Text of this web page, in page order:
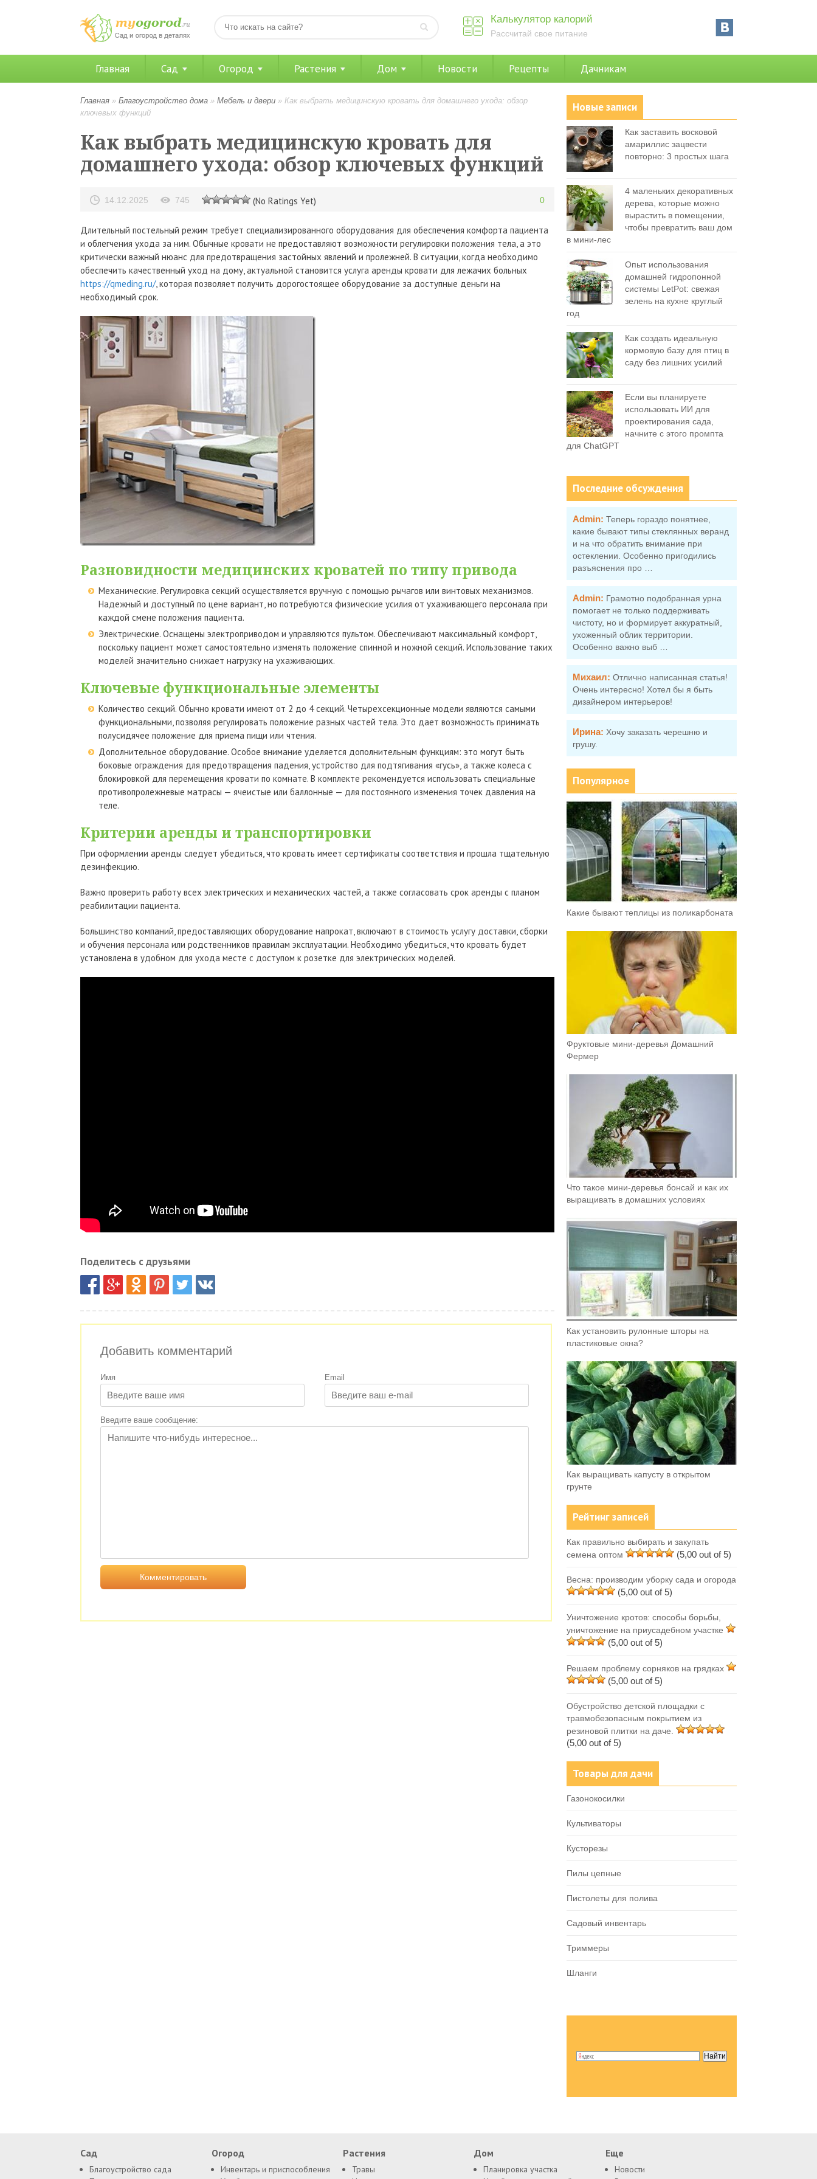
Калькулятор калорий
Рассчитай свое питание
Главная Сад Огород Растения Дом Новости Рецепты Дачникам
Главная » Благоустройство дома » Мебель и двери » Как выбрать медицинскую кровать для домашнего ухода: обзор
ключевых функций
Как выбрать медицинскую кровать для
домашнего ухода: обзор ключевых функций
14.12.2025 745 (No Ratings Yet) 0
Длительный постельный режим требует специализированного оборудования для обеспечения комфорта пациента
и облегчения ухода за ним. Обычные кровати не предоставляют возможности регулировки положения тела, а это
критически важный нюанс для предотвращения застойных явлений и пролежней. В ситуации, когда необходимо
обеспечить качественный уход на дому, актуальной становится услуга аренды кровати для лежачих больных
https://qmeding.ru/, которая позволяет получить дорогостоящее оборудование за доступные деньги на
необходимый срок.
Разновидности медицинских кроватей по типу привода
Механические. Регулировка секций осуществляется вручную с помощью рычагов или винтовых механизмов.
Надежный и доступный по цене вариант, но потребуются физические усилия от ухаживающего персонала при
каждой смене положения пациента.
Электрические. Оснащены электроприводом и управляются пультом. Обеспечивают максимальный комфорт,
поскольку пациент может самостоятельно изменять положение спинной и ножной секций. Использование таких
моделей значительно снижает нагрузку на ухаживающих.
Ключевые функциональные элементы
Количество секций. Обычно кровати имеют от 2 до 4 секций. Четырехсекционные модели являются самыми
функциональными, позволяя регулировать положение разных частей тела. Это дает возможность принимать
полусидячее положение для приема пищи или чтения.
Дополнительное оборудование. Особое внимание уделяется дополнительным функциям: это могут быть
боковые ограждения для предотвращения падения, устройство для подтягивания «гусь», а также колеса с
блокировкой для перемещения кровати по комнате. В комплекте рекомендуется использовать специальные
противопролежневые матрасы — ячеистые или баллонные — для постоянного изменения точек давления на
теле.
Критерии аренды и транспортировки
При оформлении аренды следует убедиться, что кровать имеет сертификаты соответствия и прошла тщательную
дезинфекцию.
Важно проверить работу всех электрических и механических частей, а также согласовать срок аренды с планом
реабилитации пациента.
Большинство компаний, предоставляющих оборудование напрокат, включают в стоимость услугу доставки, сборки
и обучения персонала или родственников правилам эксплуатации. Необходимо убедиться, что кровать будет
установлена в удобном для ухода месте с доступом к розетке для электрических моделей.
Поделитесь с друзьями
Добавить комментарий
Имя Email
Введите ваше сообщение:
Новые записи
Как заставить восковой
амариллис зацвести
повторно: 3 простых шага
4 маленьких декоративных
дерева, которые можно
вырастить в помещении,
чтобы превратить ваш дом
в мини-лес
Опыт использования
домашней гидропонной
системы LetPot: свежая
зелень на кухне круглый
год
Как создать идеальную
кормовую базу для птиц в
саду без лишних усилий
Если вы планируете
использовать ИИ для
проектирования сада,
начните с этого промпта
для ChatGPT
Последние обсуждения
Admin: Теперь гораздо понятнее,
какие бывают типы стеклянных веранд
и на что обратить внимание при
остеклении. Особенно пригодились
разъяснения про …
Admin: Грамотно подобранная урна
помогает не только поддерживать
чистоту, но и формирует аккуратный,
ухоженный облик территории.
Особенно важно выб …
Михаил: Отлично написанная статья!
Очень интересно! Хотел бы я быть
дизайнером интерьеров!
Ирина: Хочу заказать черешню и
грушу.
Популярное
Какие бывают теплицы из поликарбоната
Фруктовыe мини-деревья Домашний
Фермер
Что такое мини-деревья бонсай и как их
выращивать в домашних условиях
Как установить рулонные шторы на
пластиковые окна?
Как выращивать капусту в открытом
грунте
Рейтинг записей
Как правильно выбирать и закупать
семена оптом
(5,00 out of 5)
Весна: производим уборку сада и огорода
(5,00 out of 5)
Уничтожение кротов: способы борьбы,
уничтожение на приусадебном участке
(5,00 out of 5)
Решаем проблему сорняков на грядках
(5,00 out of 5)
Обустройство детской площадки с
травмобезопасным покрытием из
резиновой плитки на даче.
(5,00 out of 5)
Товары для дачи
Газонокосилки
Культиваторы
Кусторезы
Пилы цепные
Пистолеты для полива
Садовый инвентарь
Триммеры
Шланги
Сад
Благоустройство сада
Огород
Инвентарь и приспособления
Растения
Травы
Дом
Планировка участка
Еще
Новости